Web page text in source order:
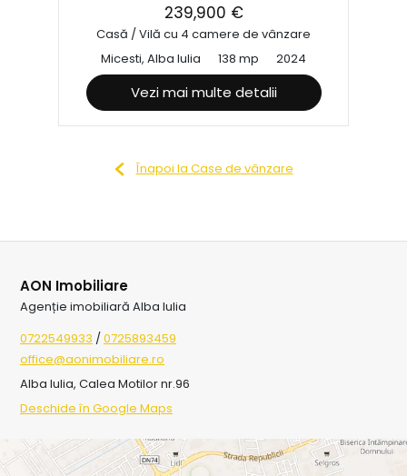
239,900 €
Casă / Vilă cu 4 camere de vânzare
Micesti, Alba Iulia
138 mp 2024
Vezi mai multe detalii
Înapoi la Case de vânzare
AON Imobiliare
Agenție imobiliară Alba Iulia
0722549933 / 0725893459
office@aonimobiliare.ro
Alba Iulia, Calea Motilor nr.96
Deschide în Google Maps